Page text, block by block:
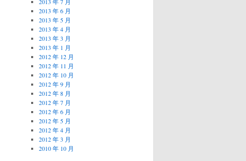
2013 年 6 月
2013 年 5 月
2013 年 4 月
2013 年 3 月
2013 年 1 月
2012 年 12 月
2012 年 11 月
2012 年 10 月
2012 年 9 月
2012 年 8 月
2012 年 7 月
2012 年 6 月
2012 年 5 月
2012 年 4 月
2012 年 3 月
2010 年 10 月